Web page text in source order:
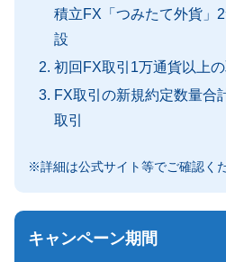
積立FX「つみたて外貨」
設
初回FX取引1万通貨以上の
FX取引の新規約定数量合
取引
※詳細は公式サイト等でご確認くだ
キャンペーン期間